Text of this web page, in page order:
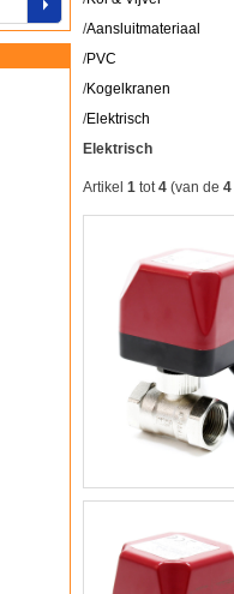
/Aansluitmateriaal
/PVC
/Kogelkranen
/Elektrisch
Elektrisch
Artikel 1 tot4 (van de 4